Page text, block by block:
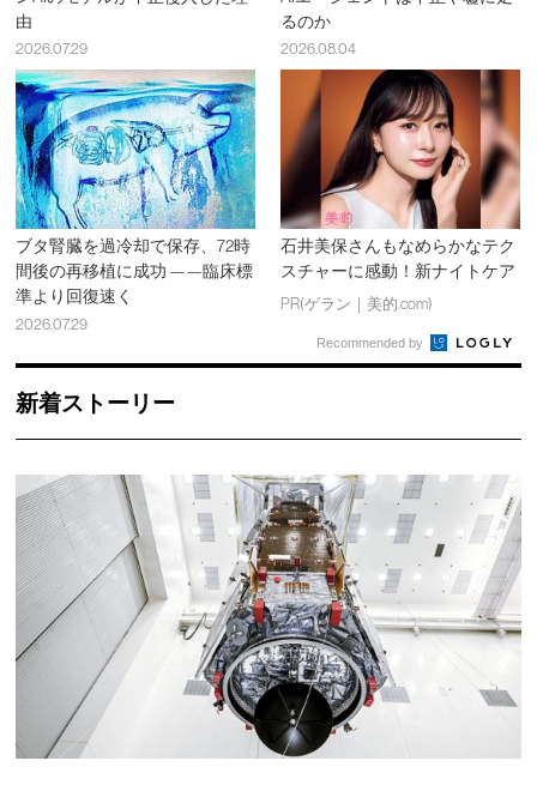
由
2026.07.29
るのか
2026.08.04
ブタ腎臓を過冷却で保存、72時
間後の再移植に成功 ——臨床標
準より回復速く
2026.07.29
石井美保さんもなめらかなテク
スチャーに感動！新ナイトケア
PR(ゲラン｜美的.com)
Recommended by
新着ストーリー